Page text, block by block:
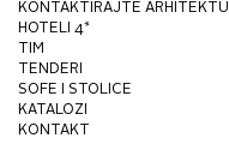
KONTAKTIRAJTE ARHITEKTU
HOTELI 4*
TIM
TENDERI
SOFE I STOLICE
KATALOZI
KONTAKT